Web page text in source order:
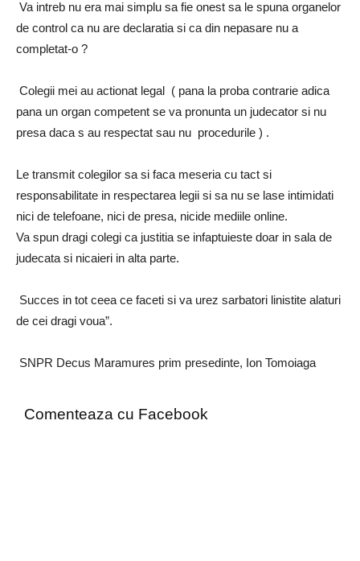
Va intreb nu era mai simplu sa fie onest sa le spuna organelor
de control ca nu are declaratia si ca din nepasare nu a
completat-o ?
Colegii mei au actionat legal ( pana la proba contrarie adica
pana un organ competent se va pronunta un judecator si nu
presa daca s au respectat sau nu procedurile ) .
Le transmit colegilor sa si faca meseria cu tact si
responsabilitate in respectarea legii si sa nu se lase intimidati
nici de telefoane, nici de presa, nicide mediile online.
Va spun dragi colegi ca justitia se infaptuieste doar in sala de
judecata si nicaieri in alta parte.
Succes in tot ceea ce faceti si va urez sarbatori linistite alaturi
de cei dragi voua”.
SNPR Decus Maramures prim presedinte, Ion Tomoiaga
Comenteaza cu Facebook